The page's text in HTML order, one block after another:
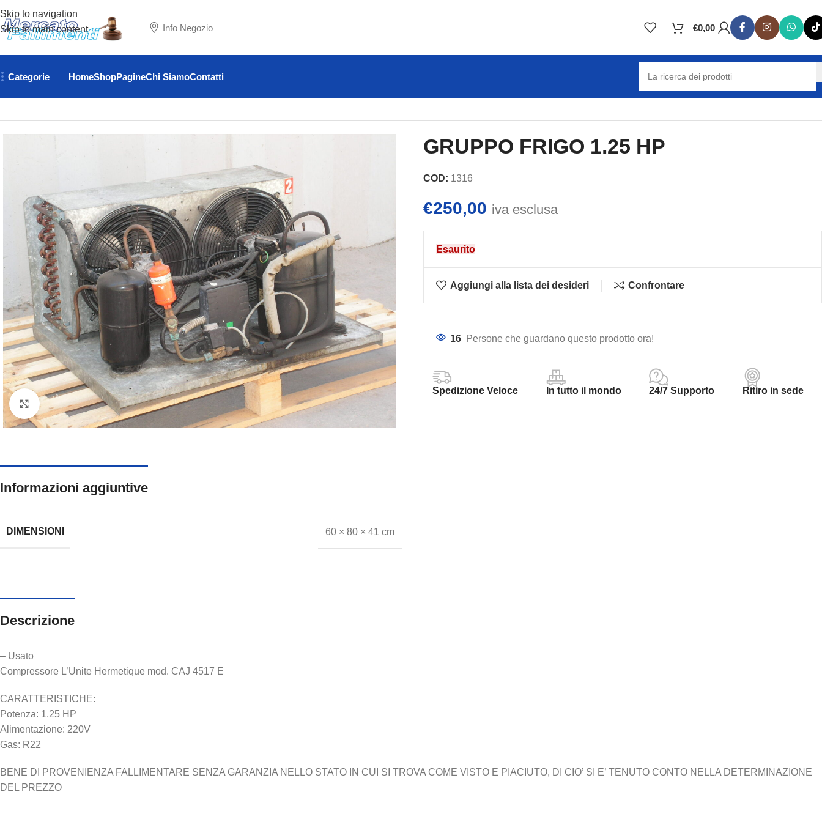
Skip to navigation
Skip to main content
Info Negozio €0,00
Categorie HomeShopPagineChi SiamoContatti
Clicca per ingrandire
GRUPPO FRIGO 1.25 HP
COD: 1316
€250,00 iva esclusa
Esaurito
Aggiungi alla lista dei desideri Confrontare
16 Persone che guardano questo prodotto ora!
Spedizione Veloce In tutto il mondo 24/7 Supporto Ritiro in sede
Informazioni aggiuntive
DIMENSIONI 60 × 80 × 41 cm
Descrizione
– Usato
Compressore L’Unite Hermetique mod. CAJ 4517 E
CARATTERISTICHE:
Potenza: 1.25 HP
Alimentazione: 220V
Gas: R22
BENE DI PROVENIENZA FALLIMENTARE SENZA GARANZIA NELLO STATO IN CUI SI TROVA COME VISTO E PIACIUTO, DI CIO’ SI E’ TENUTO CONTO NELLA DETERMINAZIONE
DEL PREZZO